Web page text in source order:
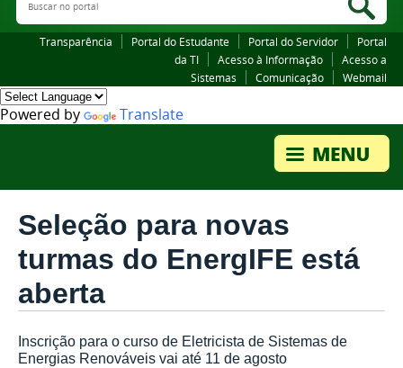
Transparência Portal do Estudante Portal do Servidor
Portal
da TI
Acesso à Informação
Acesso a
Sistemas
Comunicação Webmail
Powered by Translate
Seleção para novas
turmas do EnergIFE está
aberta
Inscrição para o curso de Eletricista de Sistemas de
Energias Renováveis vai até 11 de agosto